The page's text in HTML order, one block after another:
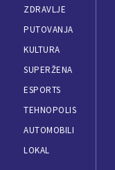
ZDRAVLJE
PUTOVANJA
KULTURA
SUPERŽENA
ESPORTS
TEHNOPOLIS
AUTOMOBILI
LOKAL